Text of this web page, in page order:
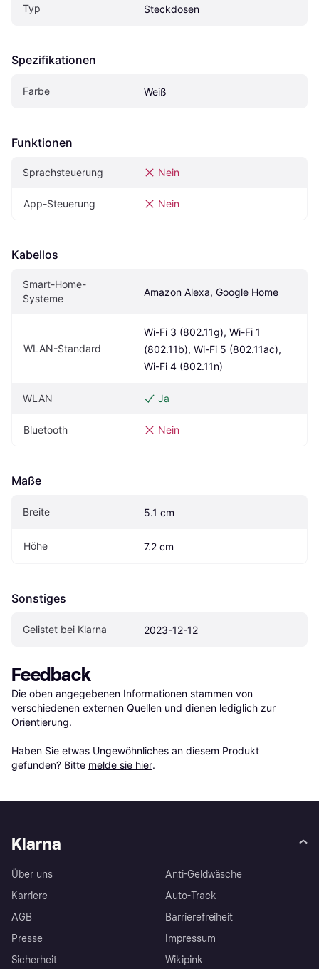
Typ Steckdosen
Spezifikationen
Farbe Weiß
Funktionen
Sprachsteuerung Nein
App-Steuerung Nein
Kabellos
Smart-Home-
Systeme
Amazon Alexa, Google Home
WLAN-Standard
Wi-Fi 3 (802.11g), Wi-Fi 1
(802.11b), Wi-Fi 5 (802.11ac),
Wi-Fi 4 (802.11n)
WLAN Ja
Bluetooth Nein
Maße
Breite 5.1 cm
Höhe 7.2 cm
Sonstiges
Gelistet bei Klarna 2023-12-12
Feedback
Die oben angegebenen Informationen stammen von
verschiedenen externen Quellen und dienen lediglich zur
Orientierung.
Haben Sie etwas Ungewöhnliches an diesem Produkt
gefunden? Bitte melde sie hier.
Klarna
Über uns
Karriere
AGB
Presse
Sicherheit
Anti-Geldwäsche
Auto-Track
Barrierefreiheit
Impressum
Wikipink